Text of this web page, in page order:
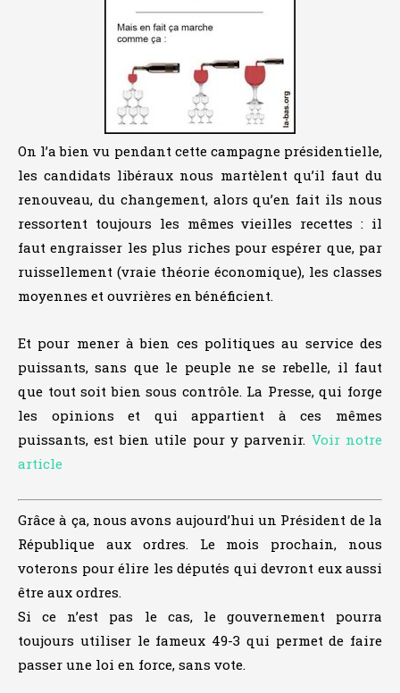
On l’a bien vu pendant cette campagne présidentielle,
les candidats libéraux nous martèlent qu’il faut du
renouveau, du changement, alors qu’en fait ils nous
ressortent toujours les mêmes vieilles recettes : il
faut engraisser les plus riches pour espérer que, par
ruissellement (vraie théorie économique), les classes
moyennes et ouvrières en bénéficient.
Et pour mener à bien ces politiques au service des
puissants, sans que le peuple ne se rebelle, il faut
que tout soit bien sous contrôle. La Presse, qui forge
les opinions et qui appartient à ces mêmes
puissants, est bien utile pour y parvenir. Voir notre
article
Grâce à ça, nous avons aujourd’hui un Président de la
République aux ordres. Le mois prochain, nous
voterons pour élire les députés qui devront eux aussi
être aux ordres.
Si ce n’est pas le cas, le gouvernement pourra
toujours utiliser le fameux 49-3 qui permet de faire
passer une loi en force, sans vote.